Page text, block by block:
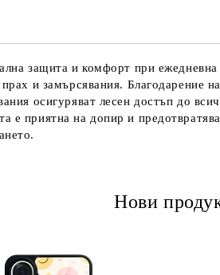
защита и комфорт при
и замърсявания. Благодарение
осигуряват лесен достъп до
е приятна на допир и
Нови